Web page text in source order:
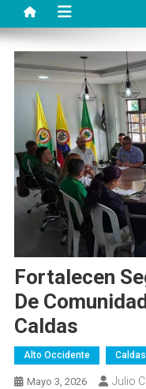
Fortalecen
De
Caldas
Alto Occidente Caldas
Mayo 3, 2026 Julio